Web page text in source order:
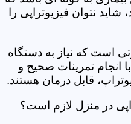
نتوان فیزیوتراپی را
است که نیاز به دستگاه
انجام تمرینات صحیح و
قابل درمان هستند.
در منزل لازم است؟